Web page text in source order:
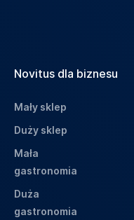
Novitus dla biznesu
Mały sklep
Duży sklep
Mała
gastronomia
Duża
gastronomia